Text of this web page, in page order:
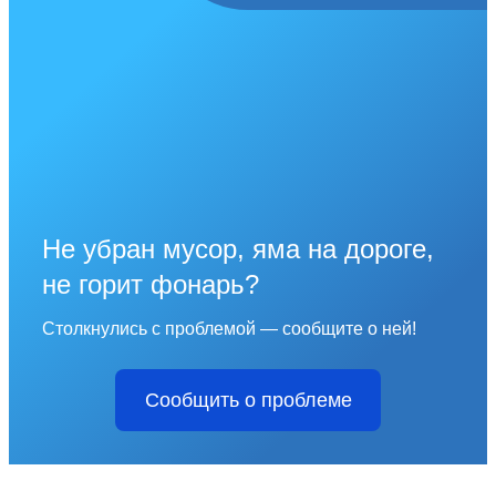
Не убран мусор, яма на дороге,
не горит фонарь?
Столкнулись с проблемой — сообщите о ней!
Сообщить о проблеме